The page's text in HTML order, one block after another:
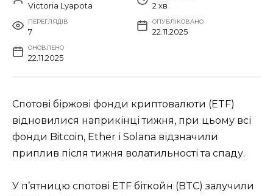
Victoria Lyapota 2 хв
ПЕРЕГЛЯДІВ
7
ОПУБЛІКОВАНО
22.11.2025
ОНОВЛЕНО
22.11.2025
Спотові біржові фонди криптовалюти (ETF)
відновилися наприкінці тижня, при цьому всі
фонди Bitcoin, Ether і Solana відзначили
приплив після тижня волатильності та спаду.
У п’ятницю спотові ETF біткойн (BTC) залучили